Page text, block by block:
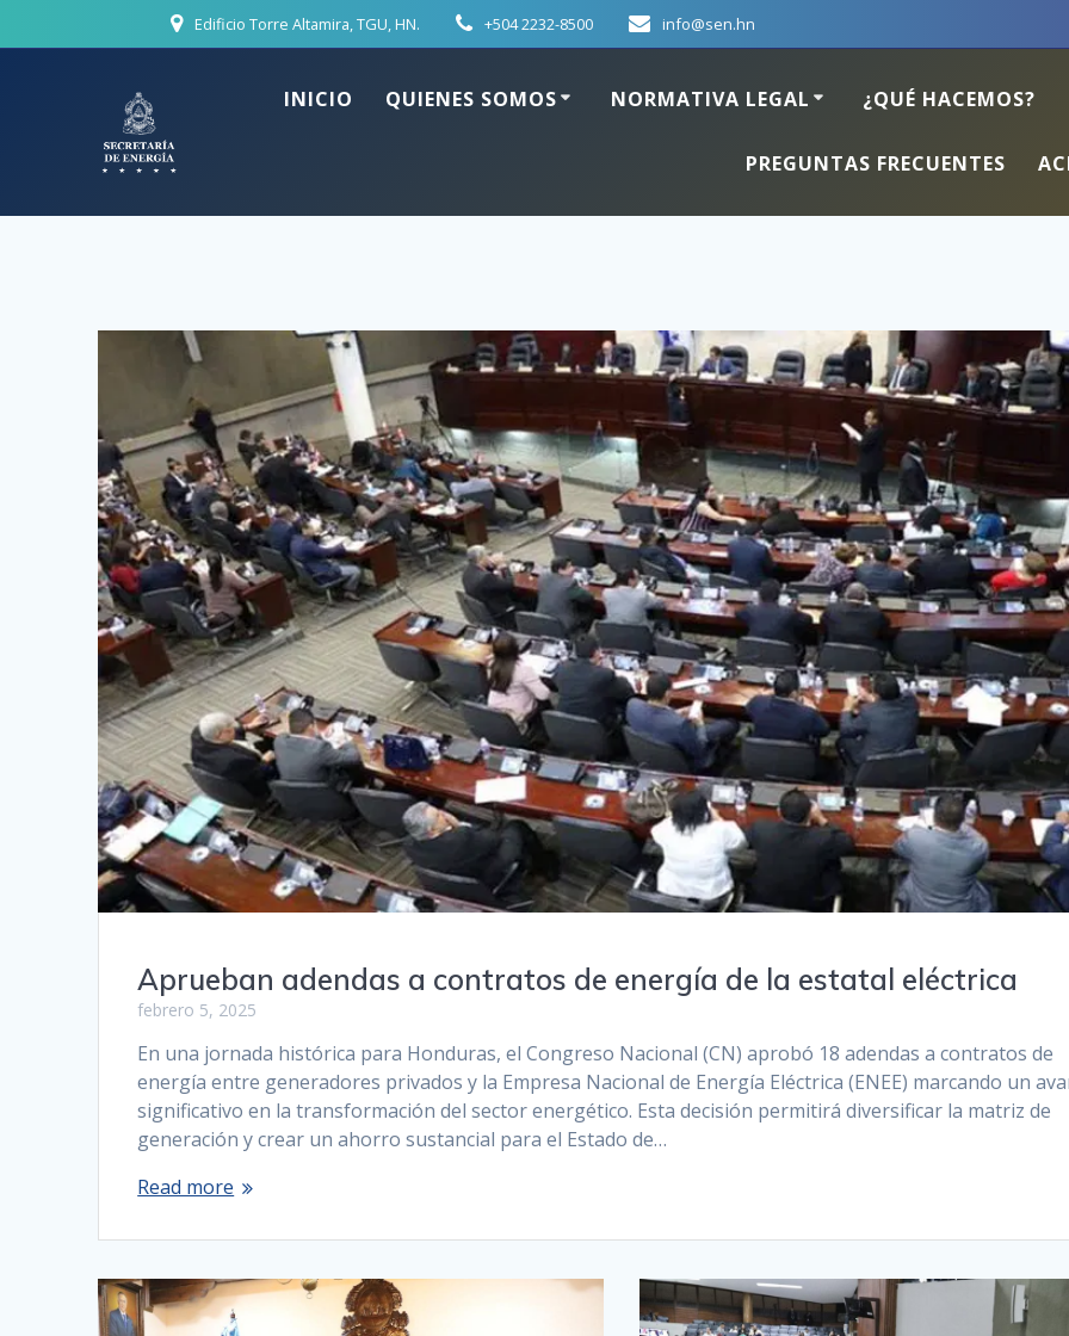
to
Edificio Torre Altamira, TGU, HN. +504 2232-8500 info@sen.hn
INICIO QUIENES SOMOS NORMATIVA LEGAL ¿QUÉ HACEMOS?
PREGUNTAS FRECUENTES
Aprueban adendas a contratos de energía de la estatal eléctrica
febrero 5, 2025
En una jornada histórica para Honduras, el Congreso Nacional (CN) aprobó 18 adendas a contratos de
energía entre generadores privados y la Empresa Nacional de Energía Eléctrica (ENEE) marcando un
significativo en la transformación del sector energético. Esta decisión permitirá diversificar la matriz de
generación y crear un ahorro sustancial para el Estado de…
Read more